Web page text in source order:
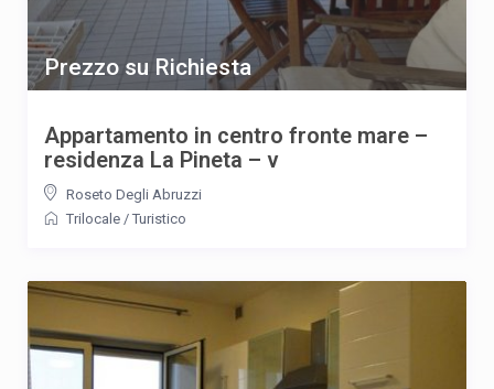
Prezzo su Richiesta
Appartamento in centro fronte mare –
residenza La Pineta – v
Roseto Degli Abruzzi
Trilocale / Turistico